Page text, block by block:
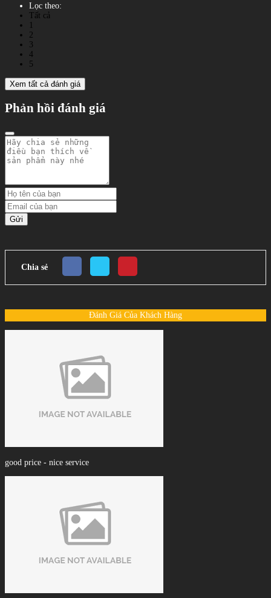
Lọc theo:
Tất cả
1
2
3
4
5
Xem tất cả đánh giá
Phản hồi đánh giá
Gửi
Chia sẻ
Đánh Giá Của Khách Hàng
good price - nice service